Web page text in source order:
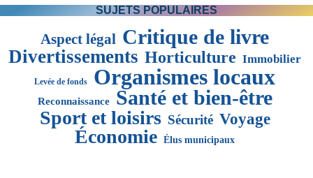
SUJETS POPULAIRES
Aspect légal Critique de livre
Divertissements Horticulture Immobilier
Levée de fonds Organismes locaux
Reconnaissance Santé et bien-être
Sport et loisirs Sécurité Voyage
Économie Élus municipaux